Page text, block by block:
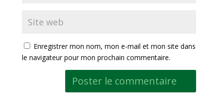
Enregistrer mon nom, mon e-mail et mon site dans
le navigateur pour mon prochain commentaire.